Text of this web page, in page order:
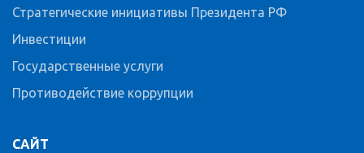
Стратегические инициативы Президента РФ
Инвестиции
Государственные услуги
Противодействие коррупции
САЙТ